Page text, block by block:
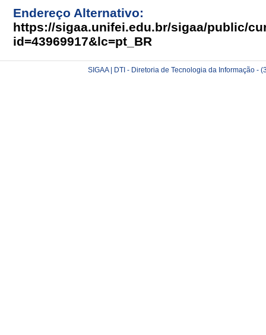
Endereço Alternativo:
https://sigaa.unifei.edu.br/sigaa/public/
id=43969917&lc=pt_BR
SIGAA | DTI - Diretoria de Tecnologia da Informação